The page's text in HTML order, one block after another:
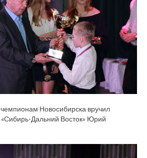
Новосибирска вручил
Дальний Восток» Юрий